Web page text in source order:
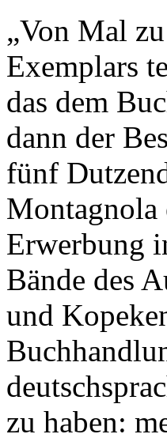
„Von Mal
Exemplars
das dem
dann der
fünf
Montagnola
Erwerbung
Bände des
und
zu haben: